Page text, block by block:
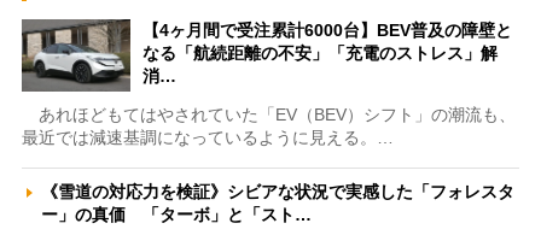
【4ヶ月間で受注累計6000台】BEV普及の障壁と
なる「航続距離の不安」「充電のストレス」解
消…
あれほどもてはやされていた「EV（BEV）シフト」の潮流も、
最近では減速基調になっているように見える。…
《雪道の対応力を検証》シビアな状況で実感した「フォレスタ
ー」の真価 「ターボ」と「スト…